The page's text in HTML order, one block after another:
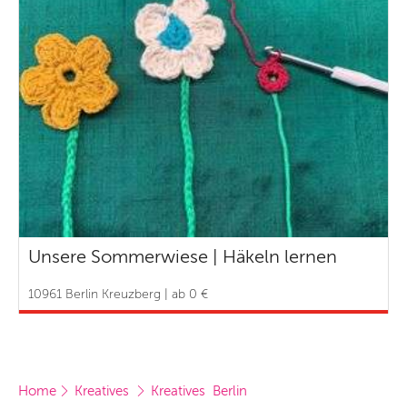
Unsere Sommerwiese | Häkeln lernen
10961 Berlin Kreuzberg | ab 0 €
Home Kreatives
Kreatives  Berlin